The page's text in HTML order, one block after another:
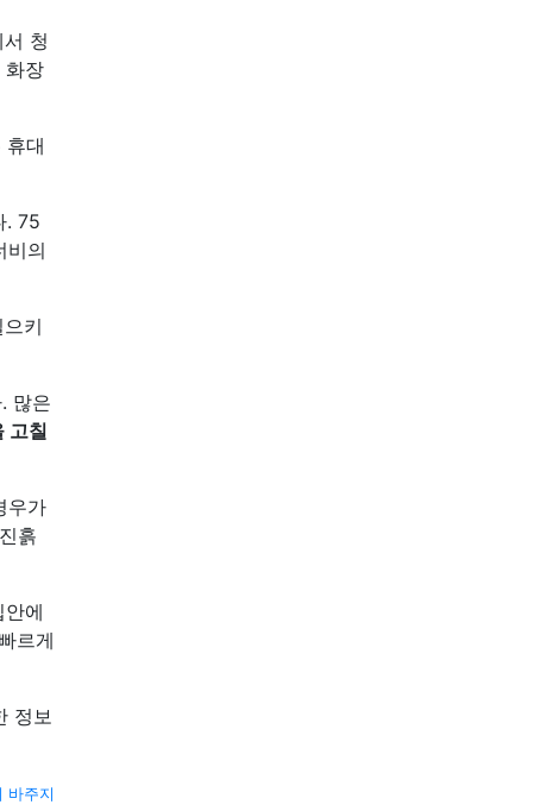
청
장
휴대
. 75
비의
키
많은
고칠
우가
흙
에
르게
정보
바주지